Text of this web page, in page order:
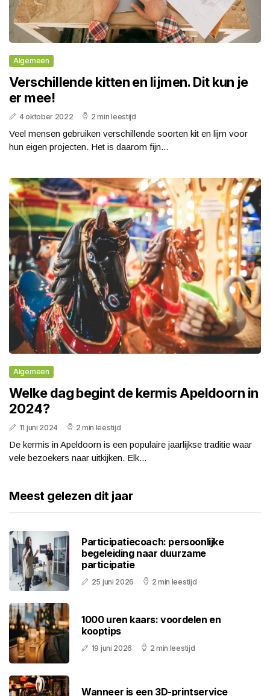
Algemeen
Verschillende kitten en lijmen. Dit kun je
er mee!
4 oktober 2022 2 min leestijd
Veel mensen gebruiken verschillende soorten kit en lijm voor
hun eigen projecten. Het is daarom fijn...
Algemeen
Welke dag begint de kermis Apeldoorn in
2024?
11 juni 2024 2 min leestijd
De kermis in Apeldoorn is een populaire jaarlijkse traditie waar
vele bezoekers naar uitkijken. Elk...
Meest gelezen dit jaar
Participatiecoach: persoonlijke
begeleiding naar duurzame
participatie
25 juni 2026 2 min leestijd
1000 uren kaars: voordelen en
kooptips
19 juni 2026 2 min leestijd
Wanneer is een 3D-printservice